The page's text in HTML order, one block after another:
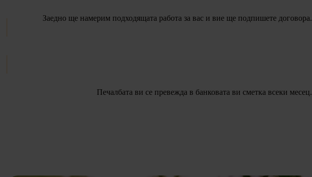
Заедно ще намерим подходящата работа за вас и вие ще подпишете договора.
Печалбата ви се превежда в банковата ви сметка всеки месец.